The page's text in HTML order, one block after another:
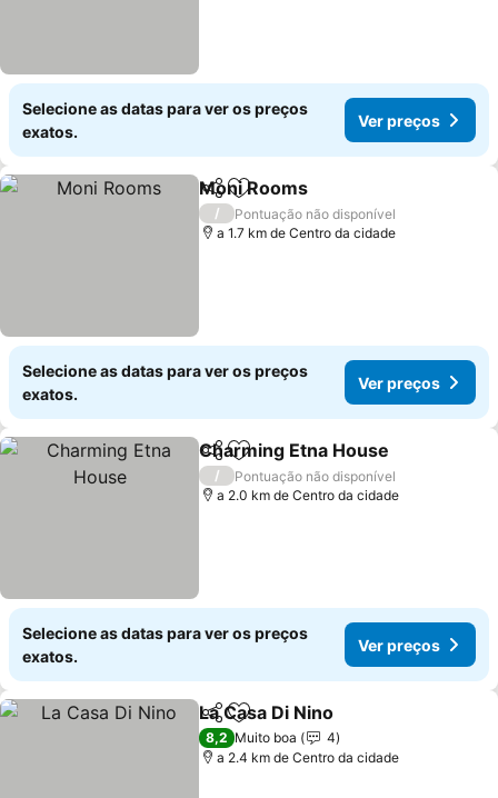
Selecione as datas para ver os preços
exatos.
Ver preços
PartilharAdicionar aos favoritos
Moni Rooms
/
Pontuação não disponível
a 1.7 km de Centro da cidade
Selecione as datas para ver os preços
exatos.
Ver preços
PartilharAdicionar aos favoritos
Charming Etna House
/
Pontuação não disponível
a 2.0 km de Centro da cidade
Selecione as datas para ver os preços
exatos.
Ver preços
PartilharAdicionar aos favoritos
La Casa Di Nino
8,2 Muito boa
4
a 2.4 km de Centro da cidade